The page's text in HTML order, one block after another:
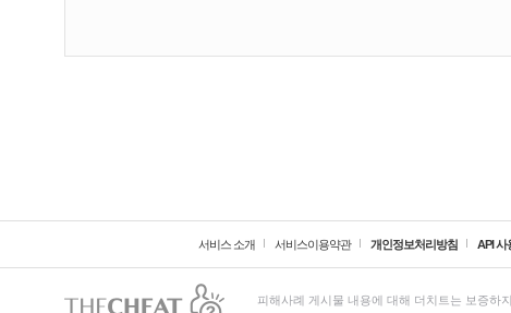
서비스 소개 서비스이용약관 개인정보처리방침 API 사
피해사례 게시물 내용에 대해 더치트는 보증하